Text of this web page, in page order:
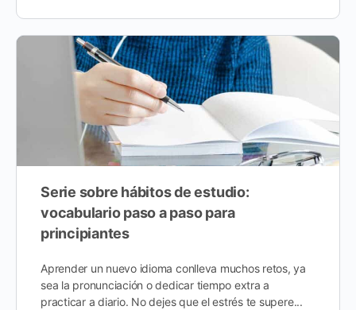
Serie sobre hábitos de estudio:
vocabulario paso a paso para
principiantes
Aprender un nuevo idioma conlleva muchos retos, ya
sea la pronunciación o dedicar tiempo extra a
practicar a diario. No dejes que el estrés te supere...